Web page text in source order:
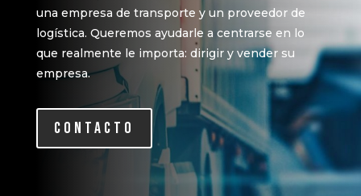
una empresa de transporte y un proveedorde
logística. Queremos ayudarle a centrarse en lo
que realmente le importa: dirigiry vender su
empresa.
CONTACTO